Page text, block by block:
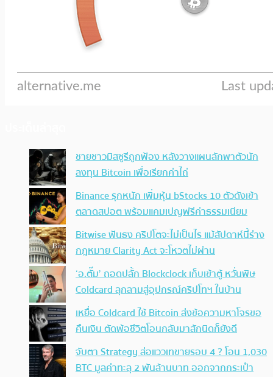
ชายชาวมิสซูรีถูกฟ้อง หลังวางแผนลักพาตัวนัก
ลงทุน Bitcoin เพื่อเรียกค่าไถ่
Binance รุกหนัก เพิ่มหุ้น bStocks 10 ตัวดังเข้า
ตลาดสปอต พร้อมแคมเปญฟรีค่าธรรมเนียม
Bitwise ฟันธง คริปโตจะไม่เป็นไร แม้สัปดาห์นี้ร่าง
กฎหมาย Clarity Act จะโหวตไม่ผ่าน
‘อ.ตั๊ม’ ถอดปลั้ก Blockclock เก็บเข้าตู้ หวั่นพิษ
Coldcard ลุกลามสู่อุปกรณ์คริปโทฯ ในบ้าน
เหยื่อ Coldcard ใช้ Bitcoin ส่งข้อความหาโจรขอ
คืนเงิน ตัดพ้อชีวิตโอนกลับมาสักนิดก็ยังดี
จับตา Strategy ส่อแววเทขายรอบ 4 ? โอน 1,030
BTC มูลค่าทะลุ 2 พันล้านบาท ออกจากกระเป๋า